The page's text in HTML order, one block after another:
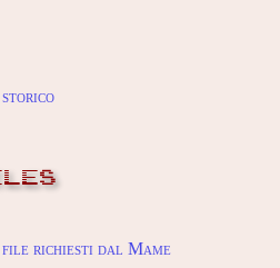
richiesti dal Mame